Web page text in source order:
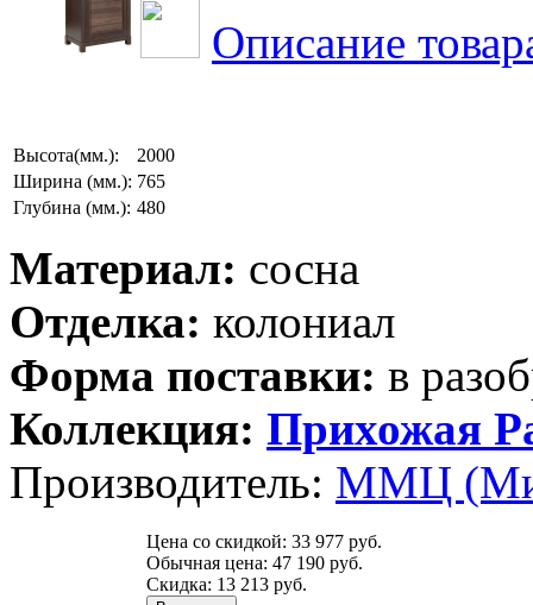
Описание
Высота(мм.):
2000
Ширина (мм.): 765
Глубина (мм.): 480
Материал: сосна
Отделка: колониал
Форма поставки: в
Коллекция: Прихожая
Производитель: ММЦ
Цена со скидкой: 33 977 руб.
Обычная цена: 47 190 руб.
Скидка: 13 213 руб.